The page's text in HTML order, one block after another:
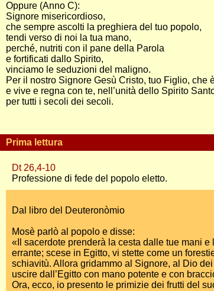
Oppure (Anno C):
Signore misericordioso,
che sempre ascolti la preghiera del tuo popolo,
tendi verso di noi la tua mano,
perché, nutriti con il pane della Parola
e fortificati dallo Spirito,
vinciamo le seduzioni del maligno.
Per il nostro Signore Gesù Cristo, tuo Figlio, che
e vive e regna con te, nell’unità dello Spirito
per tutti i secoli dei secoli.
Prima lettura
Dt 26,4-10
Professione di fede del popolo eletto.
Dal libro del Deuteronòmio
Mosè parlò al popolo e disse:
«Il sacerdote prenderà la cesta dalle tue mani
errante; scese in Egitto, vi stette come un
schiavitù. Allora gridammo al Signore, al Dio
uscire dall’Egitto con mano potente e con
Ora, ecco, io presento le primizie dei frutti del